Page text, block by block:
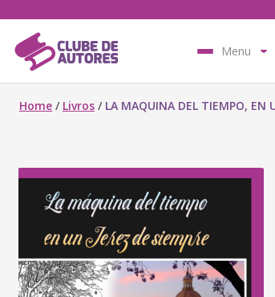
Menu
Home / Livros / LA MAQUINA DEL TIEMPO, EN